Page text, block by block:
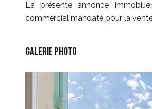
La présente annonce
commercial mandaté pour la
Galerie photo